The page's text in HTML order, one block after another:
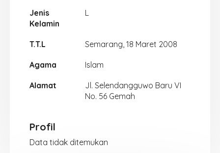
Jenis
Kelamin
L
T.T.L Semarang, 18 Maret 2008
Agama Islam
Alamat
Jl. Selendangguwo Baru VI
No. 56 Gemah
Profil
Data tidak ditemukan